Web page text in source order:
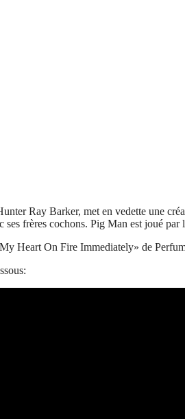
Ray Barker, met en vedette une
ses frères cochons. Pig Man est joué par
Heart On Fire Immediately» de